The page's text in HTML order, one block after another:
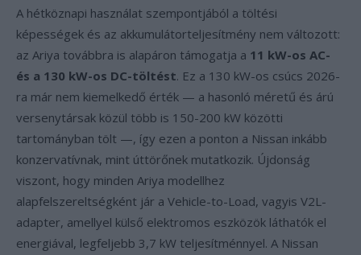
A hétköznapi használat szempontjából a töltési
képességek és az akkumulátorteljesítmény nem változott:
az Ariya továbbra is alapáron támogatja a 11 kW-os AC-
és a 130 kW-os DC-töltést. Ez a 130 kW-os csúcs 2026-
ra már nem kiemelkedő érték — a hasonló méretű és árú
versenytársak közül több is 150-200 kW közötti
tartományban tölt —, így ezen a ponton a Nissan inkább
konzervatívnak, mint úttörőnek mutatkozik. Újdonság
viszont, hogy minden Ariya modellhez
alapfelszereltségként jár a Vehicle-to-Load, vagyis V2L-
adapter, amellyel külső elektromos eszközök láthatók el
energiával, legfeljebb 3,7 kW teljesítménnyel. A Nissan